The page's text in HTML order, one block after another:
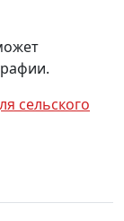
сельского